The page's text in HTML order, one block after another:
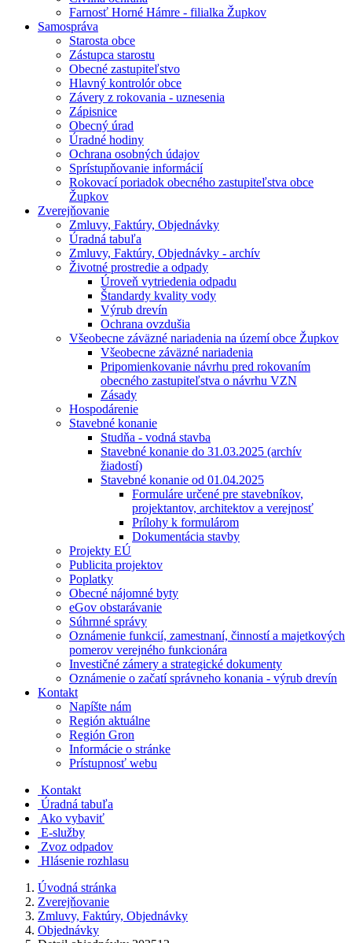
Farnosť Horné Hámre - filialka Župkov
Samospráva
Starosta obce
Zástupca starostu
Obecné zastupiteľstvo
Hlavný kontrolór obce
Závery z rokovania - uznesenia
Zápisnice
Obecný úrad
Úradné hodiny
Ochrana osobných údajov
Sprístupňovanie informácií
Rokovací poriadok obecného zastupiteľstva obce
Župkov
Zverejňovanie
Zmluvy, Faktúry, Objednávky
Úradná tabuľa
Zmluvy, Faktúry, Objednávky - archív
Životné prostredie a odpady
Úroveň vytriedenia odpadu
Štandardy kvality vody
Výrub drevín
Ochrana ovzdušia
Všeobecne záväzné nariadenia na území obce Župkov
Všeobecne záväzné nariadenia
Pripomienkovanie návrhu pred rokovaním
obecného zastupiteľstva o návrhu VZN
Zásady
Hospodárenie
Stavebné konanie
Studňa - vodná stavba
Stavebné konanie do 31.03.2025 (archív
žiadostí)
Stavebné konanie od 01.04.2025
Formuláre určené pre stavebníkov,
projektantov, architektov a verejnosť
Prílohy k formulárom
Dokumentácia stavby
Projekty EÚ
Publicita projektov
Poplatky
Obecné nájomné byty
eGov obstarávanie
Súhrnné správy
Oznámenie funkcií, zamestnaní, činností a majetkových
pomerov verejného funkcionára
Investičné zámery a strategické dokumenty
Oznámenie o začatí správneho konania - výrub drevín
Kontakt
Napíšte nám
Región aktuálne
Región Gron
Informácie o stránke
Prístupnosť webu
Kontakt
Úradná tabuľa
Ako vybaviť
E-služby
Zvoz odpadov
Hlásenie rozhlasu
Úvodná stránka
Zverejňovanie
Zmluvy, Faktúry, Objednávky
Objednávky